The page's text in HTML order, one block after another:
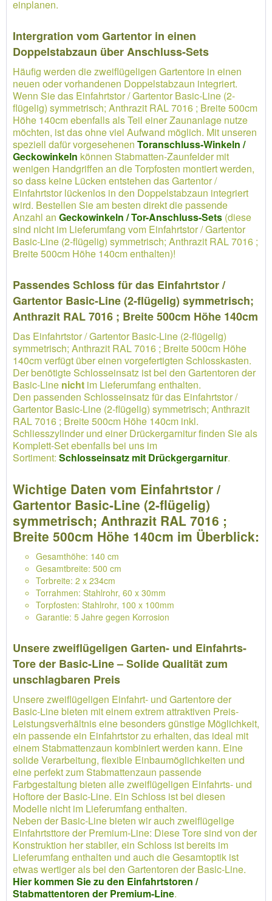
einplanen.
Intergration vom Gartentor in einen
Doppelstabzaun über Anschluss-Sets
Häufig werden die zweiflügeligen Gartentore in einen
neuen oder vorhandenen Doppelstabzaun integriert.
Wenn Sie das Einfahrtstor / Gartentor Basic-Line (2-
flügelig) symmetrisch; Anthrazit RAL 7016 ; Breite 500cm
Höhe 140cm ebenfalls als Teil einer Zaunanlage nutze
möchten, ist das ohne viel Aufwand möglich. Mit unseren
speziell dafür vorgesehenen Toranschluss-Winkeln /
Geckowinkeln können Stabmatten-Zaunfelder mit
wenigen Handgriffen an die Torpfosten montiert werden,
so dass keine Lücken entstehen das Gartentor /
Einfahrtstor lückenlos in den Doppelstabzaun integriert
wird. Bestellen Sie am besten direkt die passende
Anzahl an Geckowinkeln / Tor-Anschluss-Sets (diese
sind nicht im Lieferumfang vom Einfahrtstor / Gartentor
Basic-Line (2-flügelig) symmetrisch; Anthrazit RAL 7016 ;
Breite 500cm Höhe 140cm enthalten)!
Passendes Schloss für das Einfahrtstor /
Gartentor Basic-Line (2-flügelig) symmetrisch;
Anthrazit RAL 7016 ; Breite 500cm Höhe 140cm
Das Einfahrtstor / Gartentor Basic-Line (2-flügelig)
symmetrisch; Anthrazit RAL 7016 ; Breite 500cm Höhe
140cm verfügt über einen vorgefertigten Schlosskasten.
Der benötigte Schlosseinsatz ist bei den Gartentoren der
Basic-Line nicht im Lieferumfang enthalten.
Den passenden Schlosseinsatz für das Einfahrtstor /
Gartentor Basic-Line (2-flügelig) symmetrisch; Anthrazit
RAL 7016 ; Breite 500cm Höhe 140cm inkl.
Schliesszylinder und einer Drückergarnitur finden Sie als
Komplett-Set ebenfalls bei uns im
Sortiment: Schlosseinsatz mit Drückgergarnitur.
Wichtige Daten vom Einfahrtstor /
Gartentor Basic-Line (2-flügelig)
symmetrisch; Anthrazit RAL 7016 ;
Breite 500cm Höhe 140cm im Überblick:
Gesamthöhe: 140 cm
Gesamtbreite: 500 cm
Torbreite: 2 x 234cm
Torrahmen: Stahlrohr, 60 x 30mm
Torpfosten: Stahlrohr, 100 x 100mm
Garantie: 5 Jahre gegen Korrosion
Unsere zweiflügeligen Garten- und Einfahrts-
Tore der Basic-Line – Solide Qualität zum
unschlagbaren Preis
Unsere zweiflügeligen Einfahrt- und Gartentore der
Basic-Line bieten mit einem extrem attraktiven Preis-
Leistungsverhältnis eine besonders günstige Möglichkeit,
ein passende ein Einfahrtstor zu erhalten, das ideal mit
einem Stabmattenzaun kombiniert werden kann. Eine
solide Verarbeitung, flexible Einbaumöglichkeiten und
eine perfekt zum Stabmattenzaun passende
Farbgestaltung bieten alle zweiflügeligen Einfahrts- und
Hoftore der Basic-Line. Ein Schloss ist bei diesen
Modelle nicht im Lieferumfang enthalten.
Neben der Basic-Line bieten wir auch zweiflügelige
Einfahrtsttore der Premium-Line: Diese Tore sind von der
Konstruktion her stabiler, ein Schloss ist bereits im
Lieferumfang enthalten und auch die Gesamtoptik ist
etwas wertiger als bei den Gartentoren der Basic-Line.
Hier kommen Sie zu den Einfahrtstoren /
Stabmattentoren der Premium-Line.